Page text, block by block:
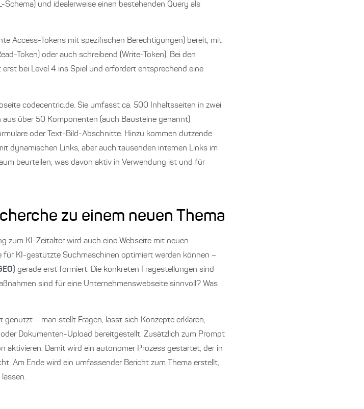
und idealerweise einen bestehenden Query als
Access-Tokens mit spezifischen Berechtigungen) bereit, mit
Token) oder auch schreibend (Write-Token). Bei den
bei Level 4 ins Spiel und erfordert entsprechend eine
codecentric.de. Sie umfasst ca. 500 Inhaltsseiten in zwei
über 50 Komponenten (auch Bausteine genannt)
oder Text-Bild-Abschnitte. Hinzu kommen dutzende
dynamischen Links, aber auch tausenden internen Links im
beurteilen, was davon aktiv in Verwendung ist und für
zu einem neuen Thema
zum KI-Zeitalter wird auch eine Webseite mit neuen
für KI-gestützte Suchmaschinen optimiert werden können –
gerade erst formiert. Die konkreten Fragestellungen sind
sind für eine Unternehmenswebseite sinnvoll? Was
genutzt – man stellt Fragen, lässt sich Konzepte erklären,
Dokumenten-Upload bereitgestellt. Zusätzlich zum Prompt
aktivieren. Damit wird ein autonomer Prozess gestartet, der in
Am Ende wird ein umfassender Bericht zum Thema erstellt,